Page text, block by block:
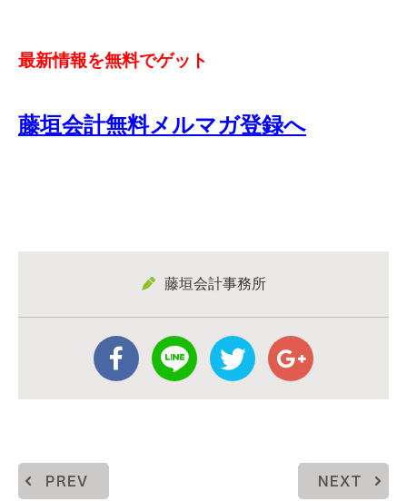
最新情報を無料でゲット
藤垣会計無料メルマガ登録へ
藤垣会計事務所
PREV NEXT